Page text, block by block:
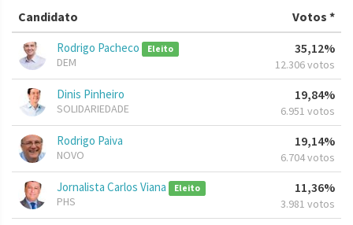
Candidato Votos *
Rodrigo Pacheco Eleito
DEM
35,12%
12.306 votos
Dinis Pinheiro
SOLIDARIEDADE
19,84%
6.951 votos
Rodrigo Paiva
NOVO
19,14%
6.704 votos
Jornalista Carlos Viana Eleito
PHS
11,36%
3.981 votos